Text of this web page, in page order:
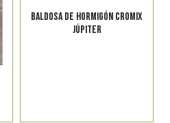
BALDOSA DE HORMIGÓN CROMIX
JÚPITER